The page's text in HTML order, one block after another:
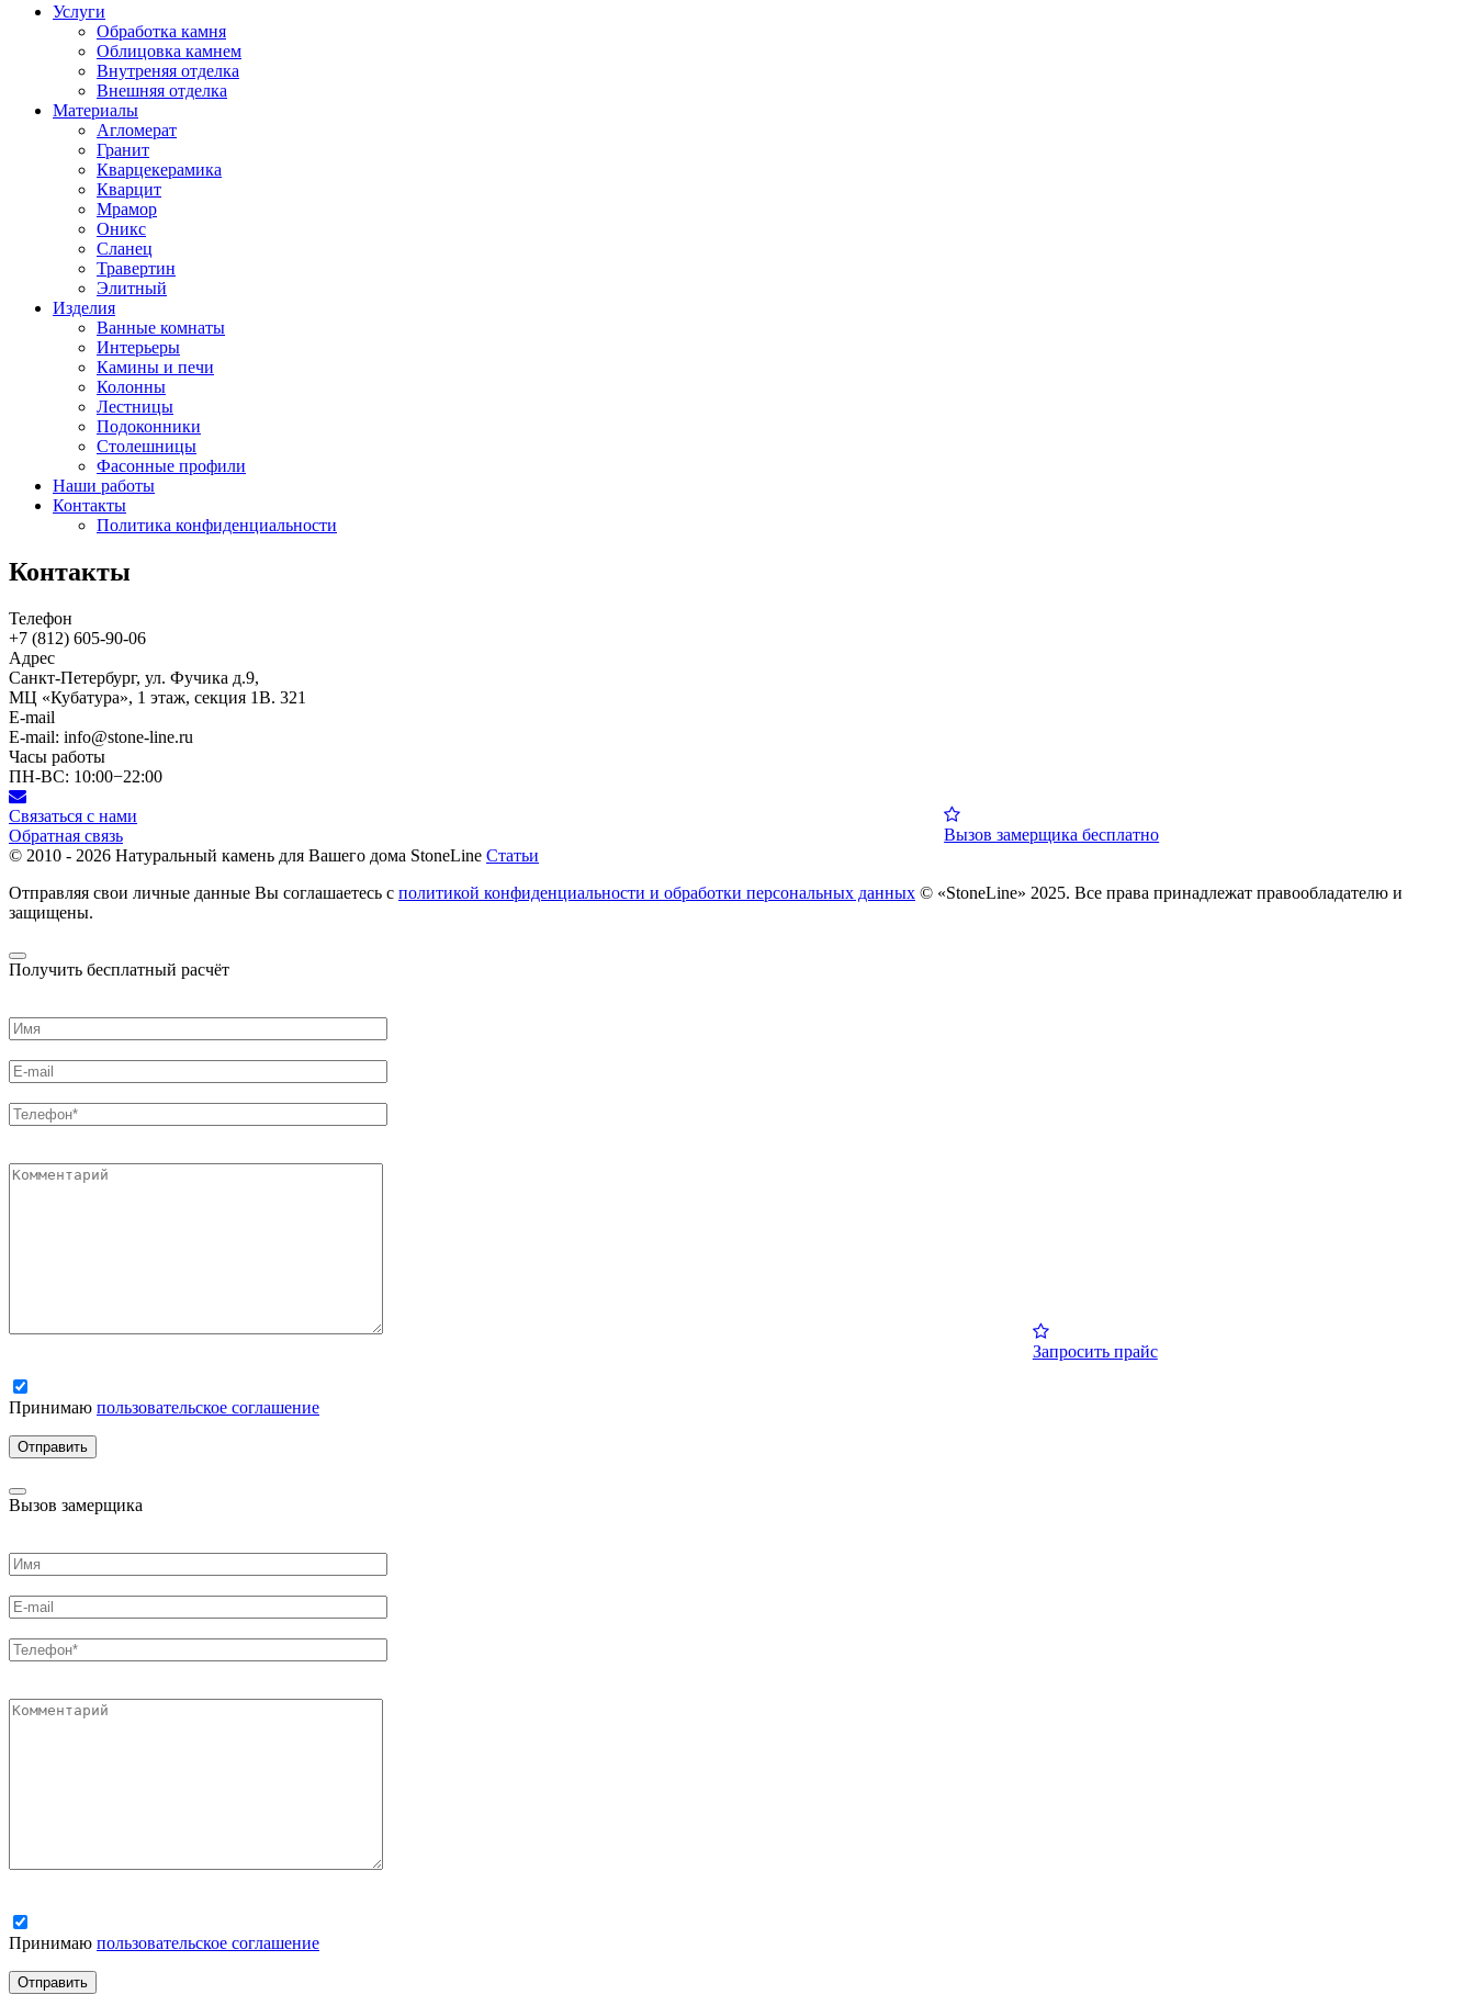
Вызов замерщика бесплатно
Запросить прайс
Услуги
Обработка камня
Облицовка камнем
Внутреняя отделка
Внешняя отделка
Материалы
Агломерат
Гранит
Кварцекерамика
Кварцит
Мрамор
Оникс
Сланец
Травертин
Элитный
Изделия
Ванные комнаты
Интерьеры
Камины и печи
Колонны
Лестницы
Подоконники
Столешницы
Фасонные профили
Наши работы
Контакты
Политика конфиденциальности
Контакты
Телефон
+7 (812) 605-90-06
Адрес
Санкт-Петербург, ул. Фучика д.9,
МЦ «Кубатура», 1 этаж, секция 1В. 321
E-mail
E-mail: info@stone-line.ru
Часы работы
ПН-ВС: 10:00−22:00
Связаться с нами
Обратная связь
© 2010 - 2026 Натуральный камень для Вашего дома StoneLine Статьи
Отправляя свои личные данные Вы соглашаетесь с политикой конфиденциальности и обработки персональных данных © «StoneLine» 2025. Все права принадлежат правообладателю и
защищены.
Получить бесплатный расчёт
Принимаю пользовательское соглашение
Вызов замерщика
Принимаю пользовательское соглашение